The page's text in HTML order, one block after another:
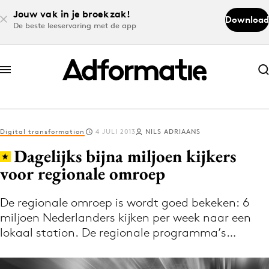
Jouw vak in je broekzak!
De beste leeservaring met de app
Download
Abonneer nu
Abonneer nu
Log in
Download de app
Volg het laatste nieuws via de Adformatie
Nieuws app
Digital transformation 4 JULI 2013 NILS ADRIAANS
Dagelijks bijna miljoen kijkers
voor regionale omroep
De regionale omroep is wordt goed bekeken: 6
miljoen Nederlanders kijken per week naar een
lokaal station. De regionale programma’s…